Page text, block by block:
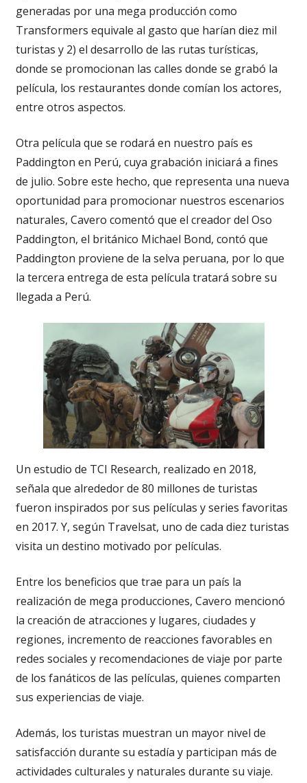
generadas por una mega producción como
Transformers equivale al gasto que harían diez mil
turistas y 2) el desarrollo de las rutas turísticas,
donde se promocionan las calles donde se grabó la
película, los restaurantes donde comían los actores,
entre otros aspectos.
Otra película que se rodará en nuestro país es
Paddington en Perú, cuya grabación iniciará a fines
de julio. Sobre este hecho, que representa una nueva
oportunidad para promocionar nuestros escenarios
naturales, Cavero comentó que el creador del Oso
Paddington, el británico Michael Bond, contó que
Paddington proviene de la selva peruana, por lo que
la tercera entrega de esta película tratará sobre su
llegada a Perú.
Un estudio de TCI Research, realizado en 2018,
señala que alrededor de 80 millones de turistas
fueron inspirados por sus películas y series favoritas
en 2017. Y, según Travelsat, uno de cada diez turistas
visita un destino motivado por películas.
Entre los beneficios que trae para un país la
realización de mega producciones, Cavero mencionó
la creación de atracciones y lugares, ciudades y
regiones, incremento de reacciones favorables en
redes sociales y recomendaciones de viaje por parte
de los fanáticos de las películas, quienes comparten
sus experiencias de viaje.
Además, los turistas muestran un mayor nivel de
satisfacción durante su estadía y participan más de
actividades culturales y naturales durante su viaje.